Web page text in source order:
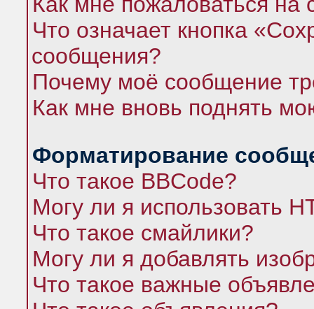
Что означает кнопка
сообщения?
Почему моё сообщение
Как мне вновь поднять
Форматирование
Что такое BBCode?
Могу ли я использовать
Что такое смайлики?
Могу ли я добавлять
Что такое важные